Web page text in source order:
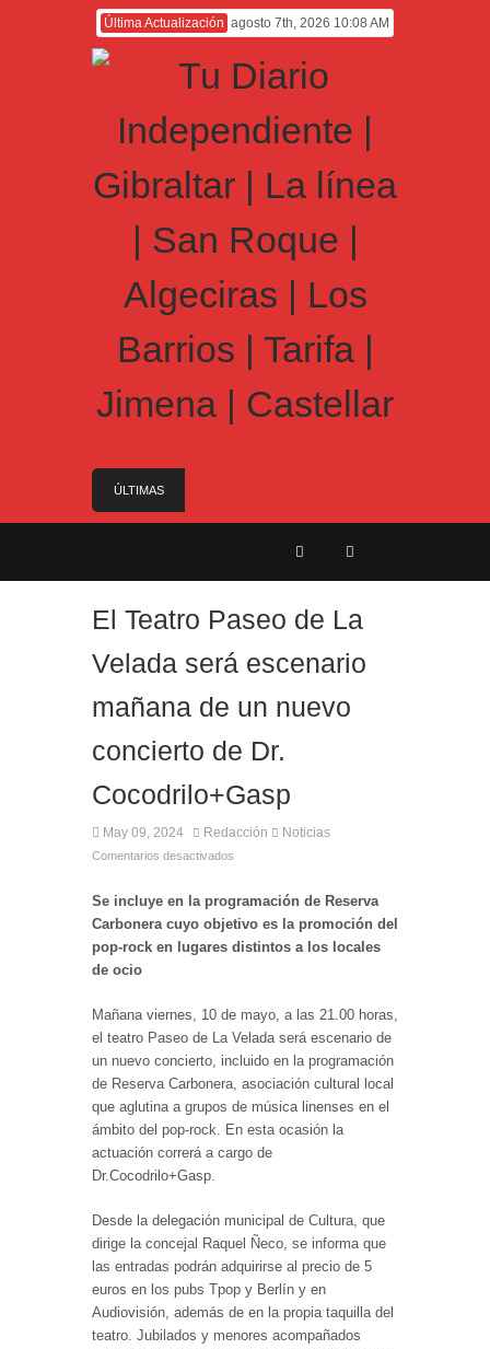
Última Actualización agosto 7th, 2026 10:08 AM
ÚLTIMAS
Angelo Cerisola como Director Ejecutivo del
El alcalde felicita a Sara, que con 14 años ha
obtenido el nivel de inglés C2
internacional de Gibraltar durante su visita a
Canadá
Entrega de la Medalla de la Policía del Territorio
Presentado el IV Torneo de Fútbol Senior Alcalde
de San Roque, que se disputa la semana
El Teatro Paseo de La
Velada será escenario
mañana de un nuevo
concierto de Dr.
Cocodrilo+Gasp
May 09, 2024 Redacción Noticias
Comentarios desactivados
Se incluye en la programación de Reserva
Carbonera cuyo objetivo es la promoción del
pop-rock en lugares distintos a los locales
de ocio
Mañana viernes, 10 de mayo, a las 21.00 horas,
el teatro Paseo de La Velada será escenario de
un nuevo concierto, incluido en la programación
de Reserva Carbonera, asociación cultural local
que aglutina a grupos de música linenses en el
ámbito del pop-rock. En esta ocasión la
actuación correrá a cargo de
Dr.Cocodrilo+Gasp.
Desde la delegación municipal de Cultura, que
dirige la concejal Raquel Ñeco, se informa que
las entradas podrán adquirirse al precio de 5
euros en los pubs Tpop y Berlín y en
Audiovisión, además de en la propia taquilla del
teatro. Jubilados y menores acompañados